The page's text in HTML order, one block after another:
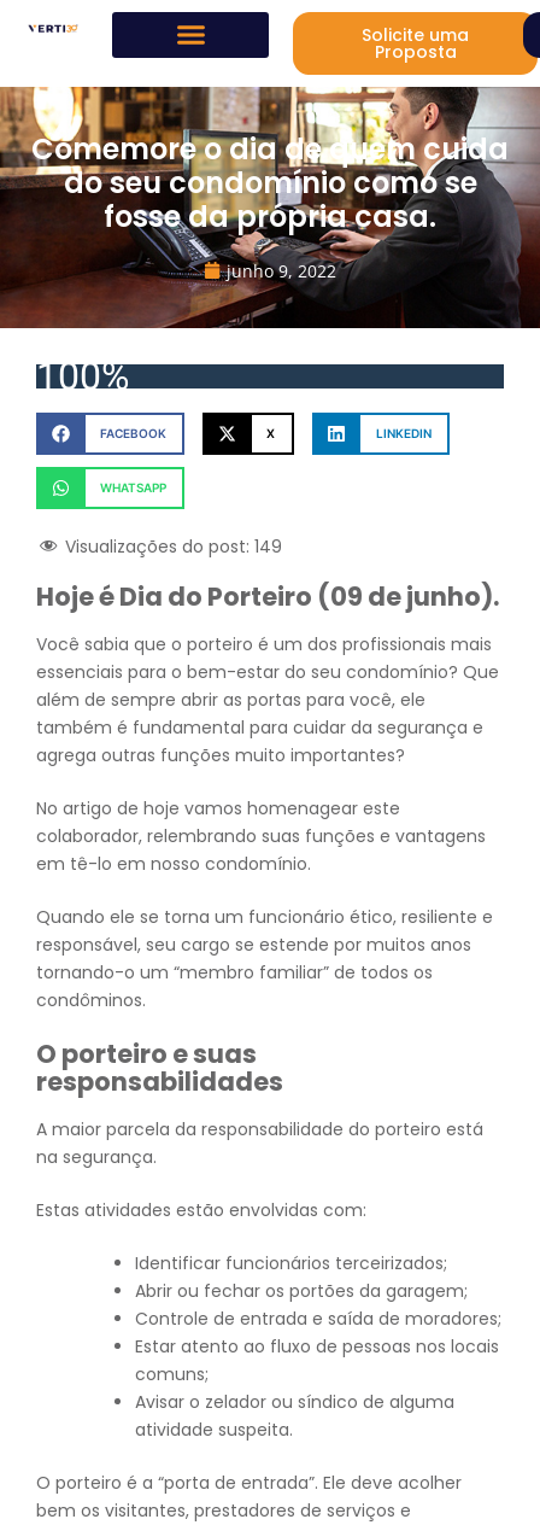
Solicite uma
Proposta
Comemore o dia de quem cuida
do seu condomínio como se
fosse da própria casa.
junho 9, 2022
100%
FACEBOOK X LINKEDIN
WHATSAPP
Visualizações do post: 149
Hoje é Dia do Porteiro (09 de junho).
Você sabia que o porteiro é um dos profissionais mais
essenciais para o bem-estar do seu condomínio? Que
além de sempre abrir as portas para você, ele
também é fundamental para cuidar da segurança e
agrega outras funções muito importantes?
No artigo de hoje vamos homenagear este
colaborador, relembrando suas funções e vantagens
em tê-lo em nosso condomínio.
Quando ele se torna um funcionário ético, resiliente e
responsável, seu cargo se estende por muitos anos
tornando-o um “membro familiar” de todos os
condôminos.
O porteiro e suas
responsabilidades
A maior parcela da responsabilidade do porteiro está
na segurança.
Estas atividades estão envolvidas com:
Identificar funcionários terceirizados;
Abrir ou fechar os portões da garagem;
Controle de entrada e saída de moradores;
Estar atento ao fluxo de pessoas nos locais
comuns;
Avisar o zelador ou síndico de alguma
atividade suspeita.
O porteiro é a “porta de entrada”. Ele deve acolher
bem os visitantes, prestadores de serviços e